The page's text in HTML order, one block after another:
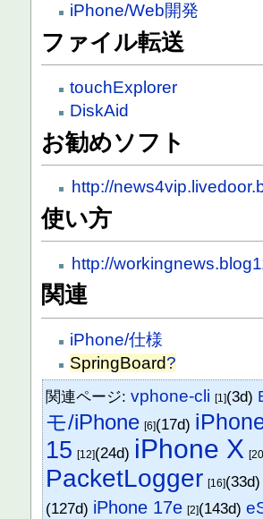
iPhone/Web開発
ファイル転送
touchExplorer
DiskAid
お勧めソフト
http://
使い方
http://
関連
iPhone/仕様
SpringBoard?
関連ページ:vphone-cli [1](3d)
モ/iPhone [6](17d)
15 [12](24d) iPhone X
PacketLogger [16]
(127d) iPhone 17e [2](143d)